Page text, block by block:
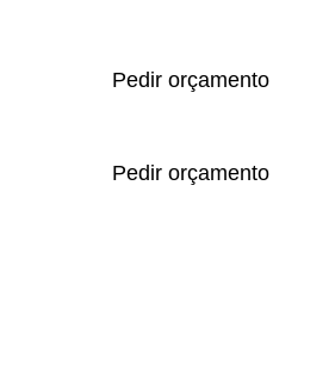
Pedir orçamento
Pedir orçamento